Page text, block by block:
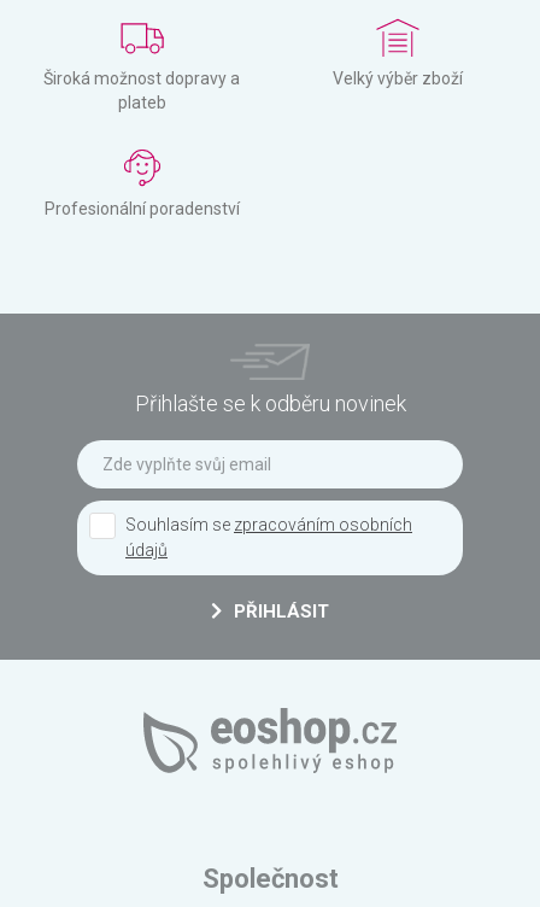
Široká možnost dopravy a
plateb
Velký výběr zboží
Profesionální poradenství
Přihlašte se k odběru novinek
Souhlasím se zpracováním osobních
údajů
PŘIHLÁSIT
Společnost